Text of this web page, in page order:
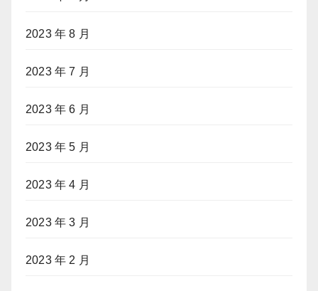
2023 年 8 月
2023 年 7 月
2023 年 6 月
2023 年 5 月
2023 年 4 月
2023 年 3 月
2023 年 2 月